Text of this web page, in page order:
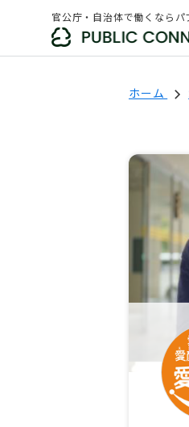
官公庁・自治体で働くならパ
ホーム